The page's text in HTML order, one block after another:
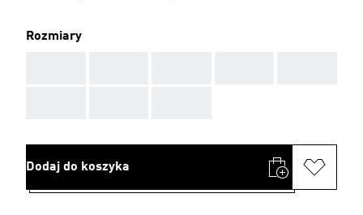
Rozmiary
Dodaj do koszyka